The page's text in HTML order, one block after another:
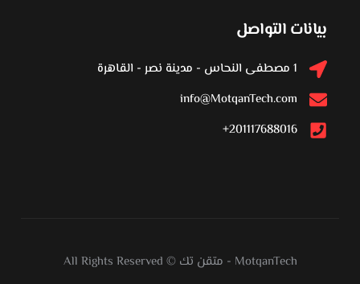
بيانات التواصل
1 مصطفى النحاس - مدينة نصر - القاهرة
info@MotqanTech.com
201117688016+
All Rights Reserved © متقن تك - MotqanTech